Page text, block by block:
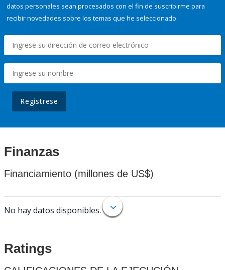
datos personales sean procesados con el fin de suscribirme para
recibir novedades sobre los temas que he seleccionado.
Regístrese
Finanzas
Financiamiento (millones de US$)
No hay datos disponibles.
Ratings